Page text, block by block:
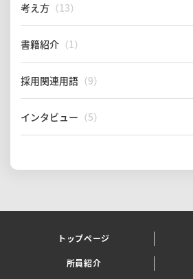
考え方 （13）
書籍紹介 （1）
採用関連用語 （9）
インタビュー （5）
トップページ
所員紹介